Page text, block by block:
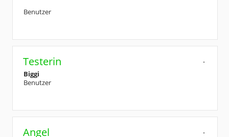
Benutzer
Testerin
Biggi
Benutzer
Angel